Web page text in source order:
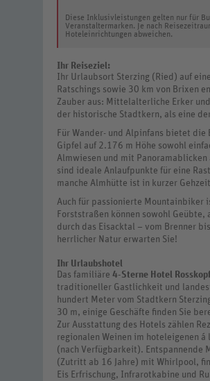
Diese Inklusivleistungen gelten nur für
Veranstaltermarken. Je nach
Hoteleinrichtungen abweichen.
Ihr Reiseziel:
Ihr Urlaubsort Sterzing (Ried) auf
Ratschings sowie 30 km von Brixen
Zauber aus: Mittelalterliche Erker
der historische Stadtkern, als eine
Für Wander- und Alpinfans bietet die
Gipfel auf 2.176 m Höhe sowohl
Almwiesen und mit
sind ideale Anlaufpunkte für eine
manche Almhütte ist in kurzer
Auch für passionierte Mountainbiker
Forststraßen können sowohl Geübte,
durch das Eisacktal – vom Brenner
herrlicher Natur erwarten Sie!
Ihr Urlaubshotel
Das familiäre 4-Sterne Hotel Rosskopf
traditioneller Gastlichkeit und
hundert Meter vom Stadtkern
30 m, einige Geschäfte finden Sie
Zur Ausstattung des Hotels zählen
regionalen Weinen im hoteleigenen
(nach Verfügbarkeit). Entspannende
(Zutritt ab 16 Jahre) mit Whirlpool,
Eis Erfrischung, Infrarotkabine und